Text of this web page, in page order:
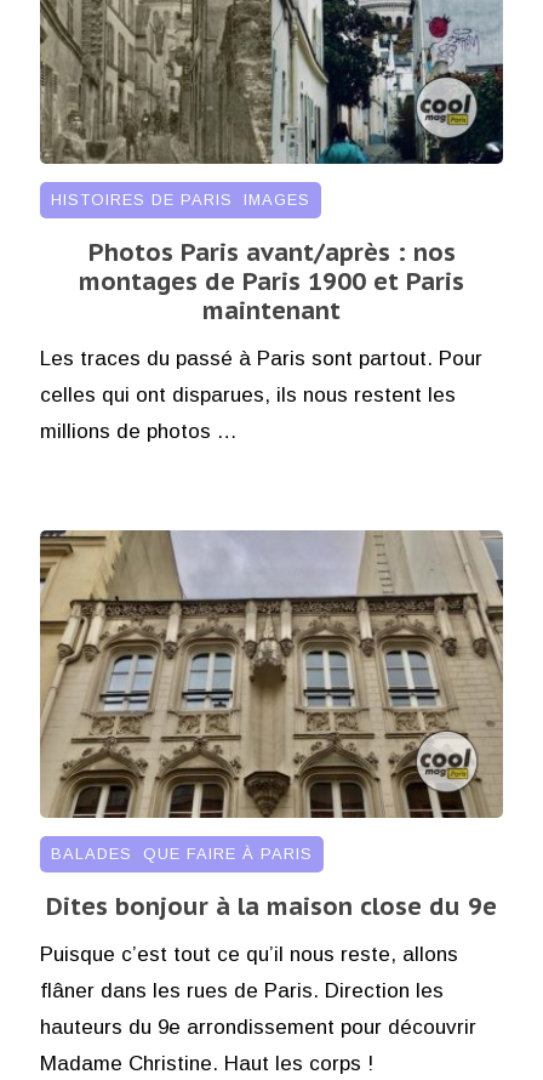
HISTOIRES DE PARIS , IMAGES
Photos Paris avant/après : nos
montages de Paris 1900 et Paris
maintenant
Les traces du passé à Paris sont partout. Pour
celles qui ont disparues, ils nous restent les
millions de photos …
BALADES , QUE FAIRE À PARIS
Dites bonjour à la maison close du 9e
Puisque c’est tout ce qu’il nous reste, allons
flâner dans les rues de Paris. Direction les
hauteurs du 9e arrondissement pour découvrir
Madame Christine. Haut les corps !